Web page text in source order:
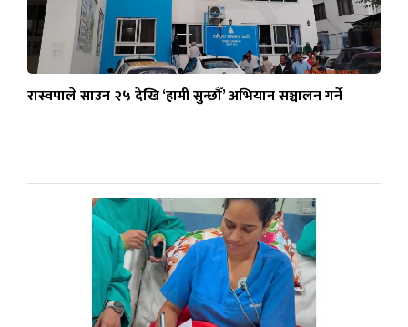
रास्वपाले साउन २५ देखि ‘हामी सुन्छौँ’ अभियान सञ्चालन गर्ने